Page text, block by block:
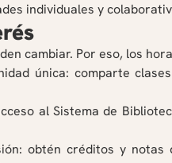
individuales y
cambiar. Por eso, los
única: comparte
al Sistema de
obtén créditos y